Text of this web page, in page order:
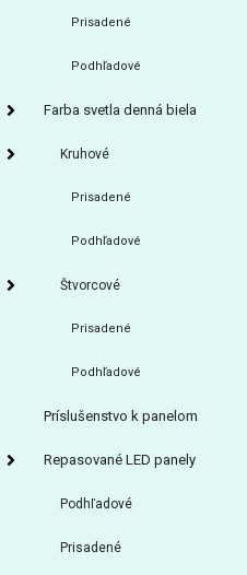
Prisadené
Podhľadové
Farba svetla denná biela
Kruhové
Prisadené
Podhľadové
Štvorcové
Prisadené
Podhľadové
Príslušenstvo k panelom
Repasované LED panely
Podhľadové
Prisadené